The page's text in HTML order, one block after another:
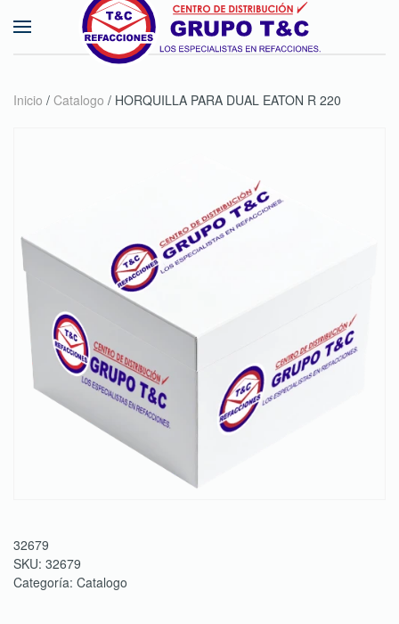
Skip to main content
Inicio / Catalogo / HORQUILLA PARA DUAL EATON R 220
32679
SKU: 32679
Categoría: Catalogo